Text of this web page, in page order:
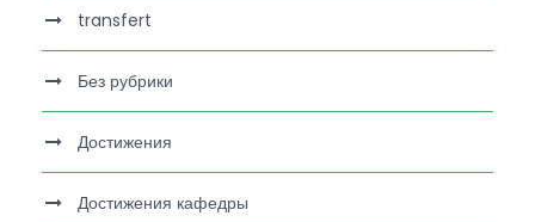
transfert
Без рубрики
Достижения
Достижения кафедры